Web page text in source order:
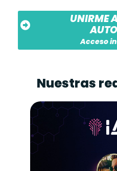
UNIRME
Acceso
Nuestras